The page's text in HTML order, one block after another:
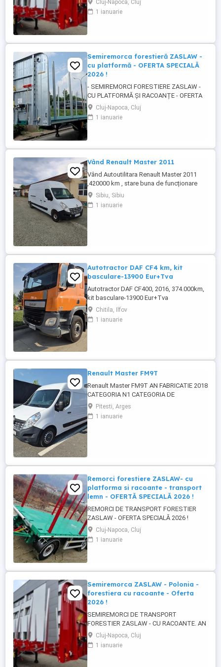
SAU IN PRODUCTIE - CU TERMEN SCURT
DE LIVRARE ! DESCRIERE VEHICULE: -
destinate transportului de material lemnos
si al altor ...
Cluj-Napoca, Cluj
1 ianuarie
Semiremorca forestieră ZASLAW -
cu platformă - OFERTA SPECIALĂ
2026 !
- SEMIREMORCI FORESTIERE ZASLAW -
CU PLATFORMĂ ȘI RACOANȚE - OFERTA
SPECIALĂ 2026 !! - VEHICULE NOI ( 2025 ) -
VEHICULE PE STOC SAU ÎN FABRICAȚIE
ZASLAW !! DESCRIERE: - Semiremorci
material lemnos forestier , mărfuri
paletizate ...
Cluj-Napoca, Cluj
1 ianuarie
Vând Renault Master 2011
Vând Autoutilitara Renault Master 2011
,420000 km , stare buna de funcționare
,arcuri duble pe spate.VT iunie
2027.Asigurarea expira în 12.08.2026
Sibiu, Sibiu
1 ianuarie
Autotractor DAF CF4 km, kit
basculare-13900 Eur+Tva
Autotractor DAF CF400, 2016, 374.000km,
kit basculare-13900 Eur+Tva
Chitila, Ilfov
1 ianuarie
Renault Master FM9T
Renault Master FM9T AN FABRICATIE 2018
CATEGORIA N1 CATEGORIA DE
FOLOSINTA AUTOUTILITARA N1
CAROSERIE BB FURGON PUTERE KW 96
TIP COMBUSTIBIL MOTORINA NORMA DE
Pitesti, Arges
1 ianuarie
Remorci forestiere ZASLAW- cu
platforma si racoante - transport
lemn - OFERTĂ SPECIALĂ 2026 !
REMORCI DE TRANSPORT FORESTIER
ZASLAW - OFERTA SPECIALĂ 2026 !
VEHICULE PE STOC ( sau in fabricație
ZASLAW - cu termen SCURT de livrare )
PRET OFERTA SPECIALĂ : 31.800 EURO
platforma si racoanțe, destinate
transportului de material ...
Cluj-Napoca, Cluj
1 ianuarie
Semiremorca ZASLAW - Polonia -
forestiera cu racoante - Oferta
2026 !
SEMIREMORCI DE TRANSPORT
FORESTIER ZASLAW - CU RACOANTE. AN
FABRICATIE - 2026. VEHICULE PE STOC
SAU IN PRODUCTIE - CU TERMEN SCURT
DE LIVRARE ! DESCRIERE VEHICULE: -
Cluj-Napoca, Cluj
1 ianuarie